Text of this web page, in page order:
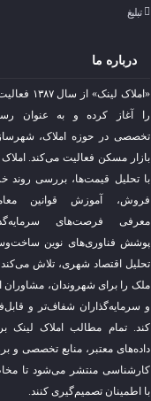
تبلیغ
درباره ما
«املاک لینک» از
را آغاز کرده و به عنوان
تخصصی در حوزه املاک،
بازار مسکن فعالیت می‌کند.
با تحلیل قیمت‌ها، بررسی روند
فروش، آموزش قوانین
معرفی فرصت‌های
پوشش فناوری‌های نوین
تحلیل اقتصاد شهری، تلاش می‌کند
ملک را برای شهروندان، مشاوران
و سرمایه‌گذاران شفاف‌تر و
کند. تمام مطالب املاک لینک بر
داده‌های معتبر، منابع تخصصی و
کارشناسی منتشر می‌شود تا
با اطمینان تصمیم‌گیری کنند.